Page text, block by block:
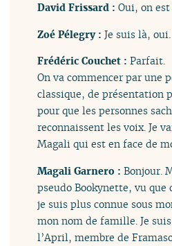
David Frissard :Oui, on est
Zoé Pélegry :Je suis là, oui.
Frédéric Couchet :Parfait.
On va commencer par une
classique, de présentation
pour que les personnes
reconnaissent les voix. Je
Magali qui est en face de
Magali Garnero :Bonjour.
pseudo Bookynette, vu que
je suis plus connue sous
mon nom de famille. Je
l’April, membre de